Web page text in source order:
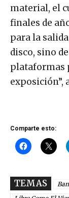
material, el
finales de
para la
disco, sino
plataformas
exposición”,
Comparte esto:
TEMAS